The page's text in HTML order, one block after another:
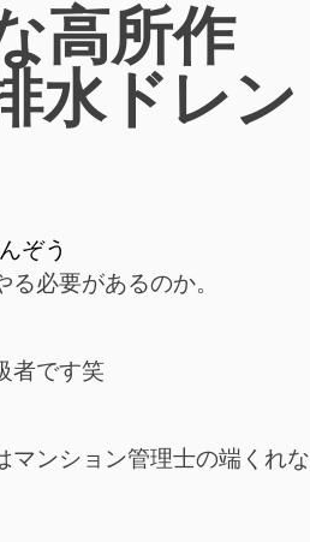
高所作
水ドレン
ぞう
必要があるのか。
者です笑
マンション管理士の端くれな